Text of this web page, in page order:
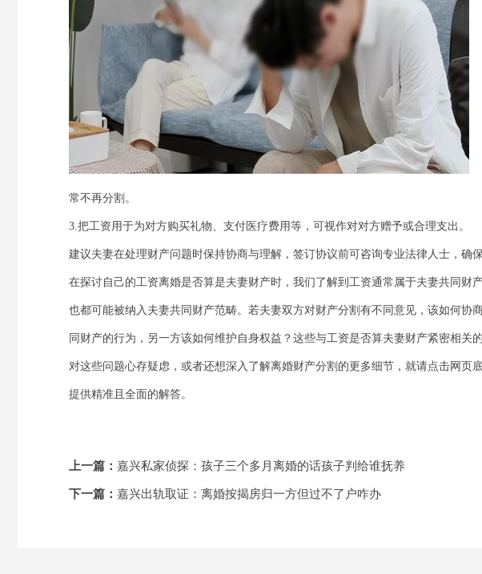
常不再分割。
3.把工资用于为对方购买礼物、支付医疗费用等，可视作对对方赠予或合理支出。
建议夫妻在处理财产问题时保持协商与理解，签订协议前可咨询专业法律人士，确
在探讨自己的工资离婚是否算是夫妻财产时，我们了解到工资通常属于夫妻共同财
也都可能被纳入夫妻共同财产范畴。若夫妻双方对财产分割有不同意见，该如何协
同财产的行为，另一方该如何维护自身权益？这些与工资是否算夫妻财产紧密相关
对这些问题心存疑虑，或者还想深入了解离婚财产分割的更多细节，就请点击网页
提供精准且全面的解答。
上一篇：嘉兴私家侦探：孩子三个多月离婚的话孩子判给谁抚养
下一篇：嘉兴出轨取证：离婚按揭房归一方但过不了户咋办